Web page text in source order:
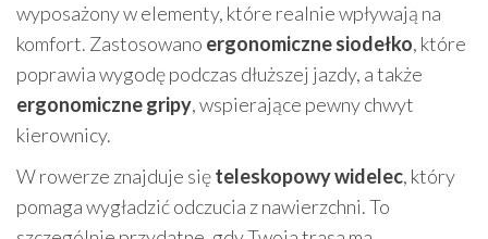
wyposażony w elementy, które realnie wpływają na
komfort. Zastosowano ergonomiczne siodełko, które
poprawia wygodę podczas dłuższej jazdy, a także
ergonomiczne gripy, wspierające pewny chwyt
kierownicy.
W rowerze znajduje sięteleskopowy widelec, który
pomaga wygładzić odczucia z nawierzchni. To